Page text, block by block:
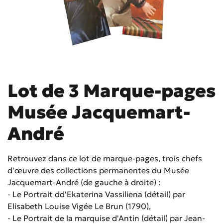
Lot de 3 Marque-pages
Musée Jacquemart-
André
Retrouvez dans ce lot de marque-pages, trois chefs
d'œuvre des collections permanentes du Musée
Jacquemart-André (de gauche à droite) :
- Le Portrait dd'Ekaterina Vassiliena (détail) par
Elisabeth Louise Vigée Le Brun (1790),
- Le Portrait de la marquise d'Antin (détail) par Jean-